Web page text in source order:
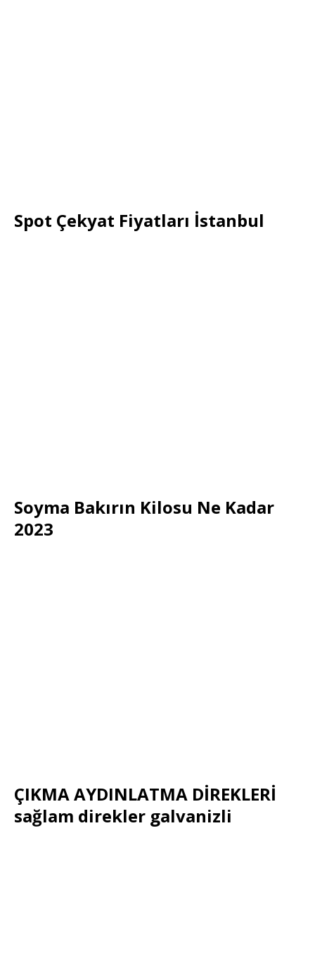
Spot Çekyat Fiyatları İstanbul
Soyma Bakırın Kilosu Ne Kadar
2023
ÇIKMA AYDINLATMA DİREKLERİ
sağlam direkler galvanizli